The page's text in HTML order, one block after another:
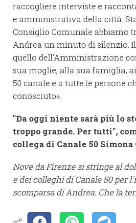
raccogliere interviste e
e amministrativa della città.
Consiglio Comunale abbiamo
Andrea un minuto di silenzio.
quello dell’Amministrazione
sua moglie, alla sua famiglia,
50 canale e a tutte le persone
conosciuto».
"Da oggi niente sarà più lo
troppo grande. Per tutti",
collega di Canale 50
Nove da Firenze si stringe al
e dei colleghi di Canale 50 per
scomparsa di Andrea. Che la